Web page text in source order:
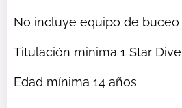
No incluye equipo de buceo
Titulación minima 1 Star
Edad mínima 14 años